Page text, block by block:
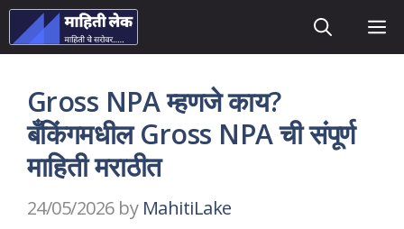
Skip
to
Gross NPA म्हणजे काय?
बँकिंगमधील Gross NPA ची संपूर्ण
माहिती मराठीत
24/05/2026 by MahitiLake